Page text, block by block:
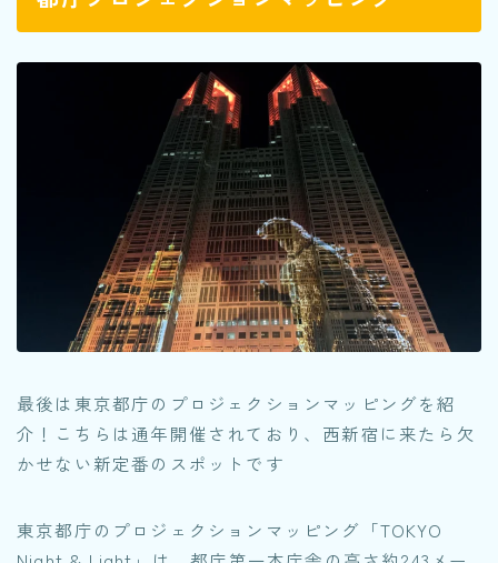
最後は東京都庁のプロジェクションマッピングを紹
介！こちらは通年開催されており、西新宿に来たら欠
かせない新定番のスポットです
東京都庁のプロジェクションマッピング「TOKYO